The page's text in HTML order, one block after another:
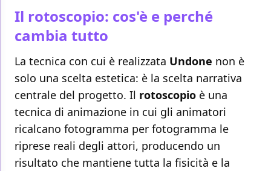
Il rotoscopio: cos'è e perché
cambia tutto
La tecnica con cui è realizzata Undone non è
solo una scelta estetica: è la scelta narrativa
centrale del progetto. Il rotoscopio è una
tecnica di animazione in cui gli animatori
ricalcano fotogramma per fotogramma le
riprese reali degli attori, producendo un
risultato che mantiene tutta la fisicità e la